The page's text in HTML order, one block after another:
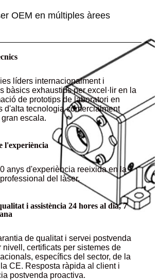
OEM en múltiples àrees
líders internacionalment i
bàsics exhaustius per excel·lir en la
de prototips de laboratori en
d'alta tecnologia comercialment
escala.
l'experiència
anys d'experiència reeixida en la
del làser.
i assistència 24 hores al dia, 7
de qualitat i servei postvenda
nivell, certificats per sistemes de
específics del sector, de la
CE. Resposta ràpida al client i
postvenda proactiva.